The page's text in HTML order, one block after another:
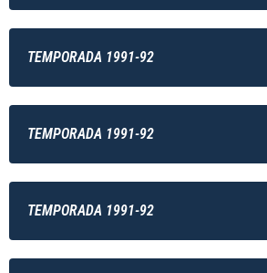
TEMPORADA 1991-92
TEMPORADA 1991-92
TEMPORADA 1991-92